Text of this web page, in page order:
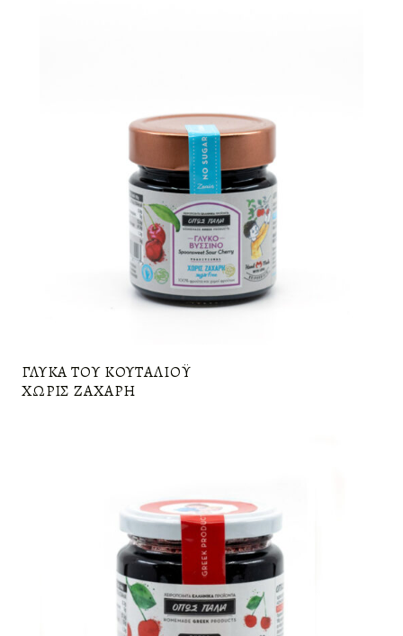
ΓΛΥΚΆ ΤΟΥ ΚΟΥΤΑΛΙΌΥ
ΧΩΡΊΣ ΖΆΧΑΡΗ